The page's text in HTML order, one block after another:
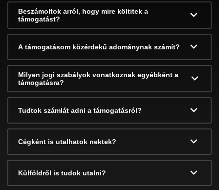
Beszámoltok arról, hogy mire költitek a
támogatást?
A támogatásom közérdekű adománynak számít?
Milyen jogi szabályok vonatkoznak egyébként a
támogatásra?
Tudtok számlát adni a támogatásról?
Cégként is utalhatok nektek?
Külföldről is tudok utalni?